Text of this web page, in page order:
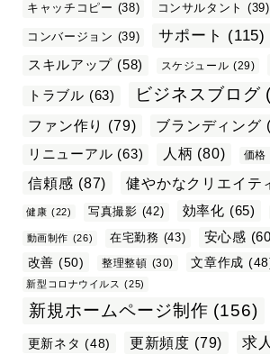
キャッチコピー (38) コンサルタント (39)
コンバージョン (39) サポート (115)
スキルアップ (58) スケジュール (29)
トラブル (63) ビジネスブログ
ファン作り (79) ブランディング
リニューアル (63) 人柄 (80) 価格
信頼感 (87) 健やかなクリエイテ
健康 (22) 写真撮影 (42) 効率化 (65)
動画制作 (26) 在宅勤務 (43) 安心感
改善 (50) 整理整頓 (30) 文章作成
新型コロナウイルス (25)
新規ホームページ制作 (156)
更新ネタ (48) 更新頻度 (79) 求人